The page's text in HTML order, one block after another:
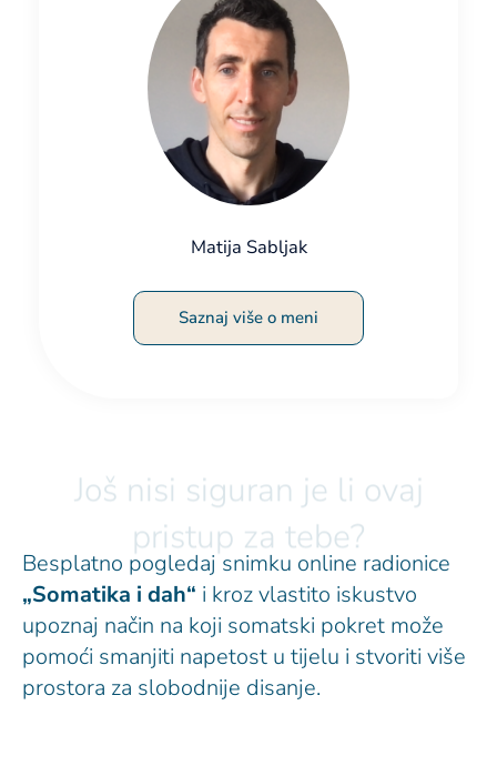
Matija Sabljak
Saznaj više o meni
Još nisi siguran je li ovaj
pristup za tebe?
Besplatno pogledaj snimku online radionice
„Somatika i dah“ i kroz vlastito iskustvo
upoznaj način na koji somatski pokret može
pomoći smanjiti napetost u tijelu i stvoriti više
prostora za slobodnije disanje.